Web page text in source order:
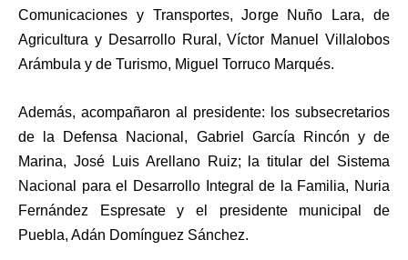
Comunicaciones y Transportes, Jorge Nuño Lara, de
Agricultura y Desarrollo Rural, Víctor Manuel Villalobos
Arámbula y de Turismo, Miguel Torruco Marqués.
Además, acompañaron al presidente: los subsecretarios
de la Defensa Nacional, Gabriel García Rincón y de
Marina, José Luis Arellano Ruiz; la titular del Sistema
Nacional para el Desarrollo Integral de la Familia, Nuria
Fernández Espresate y el presidente municipal de
Puebla, Adán Domínguez Sánchez.